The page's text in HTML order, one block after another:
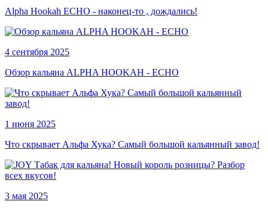
Alpha Hookah ECHO - наконец-то , дождались!
4 сентября 2025
Обзор кальяна ALPHA HOOKAH - ECHO
1 июня 2025
Что скрывает Альфа Хука? Самый большой кальянный завод!
3 мая 2025